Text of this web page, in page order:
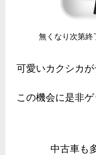
無くなり次第終
可愛いカクシカ
この機会に是非
中古車も